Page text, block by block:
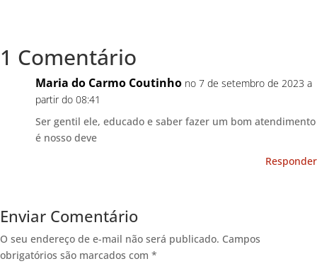
1 Comentário
Maria do Carmo Coutinho no 7 de setembro de 2023 a
partir do 08:41
Ser gentil ele, educado e saber fazer um bom atendimento
é nosso deve
Responder
Enviar Comentário
O seu endereço de e-mail não será publicado. Campos
obrigatórios são marcados com *